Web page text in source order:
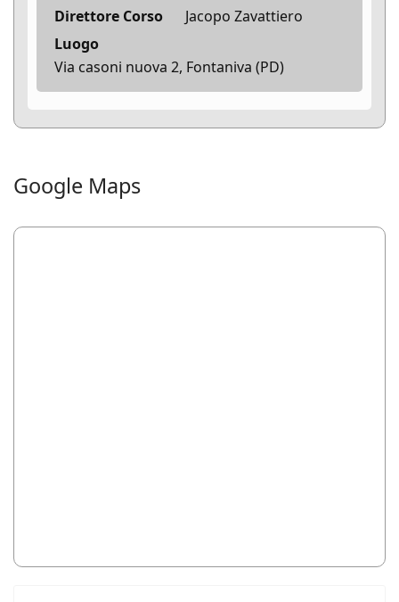
Direttore Corso
Jacopo Zavattiero
Luogo
Via casoni nuova 2, Fontaniva (PD)
Google Maps